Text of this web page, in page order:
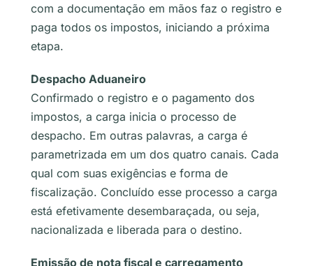
com a documentação em mãos faz o registro e
paga todos os impostos, iniciando a próxima
etapa.
Despacho Aduaneiro
Confirmado o registro e o pagamento dos
impostos, a carga inicia o processo de
despacho. Em outras palavras, a carga é
parametrizada em um dos quatro canais. Cada
qual com suas exigências e forma de
fiscalização. Concluído esse processo a carga
está efetivamente desembaraçada, ou seja,
nacionalizada e liberada para o destino.
Emissão de nota fiscal e carregamento